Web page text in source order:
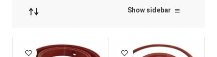
Show sidebar